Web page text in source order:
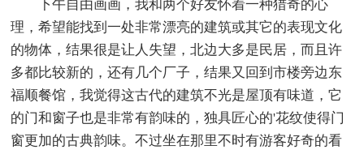
下午自由画画，我和两个好友怀着一种猎奇的心
理，希望能找到一处非常漂亮的建筑或其它的表现文化
的物体，结果很是让人失望，北边大多是民居，而且许
多都比较新的，还有几个厂子，结果又回到市楼旁边东
福顺餐馆，我觉得这古代的建筑不光是屋顶有味道，它
的门和窗子也是非常有韵味的，独具匠心的'花纹使得门
窗更加的古典韵味。不过坐在那里不时有游客好奇的看